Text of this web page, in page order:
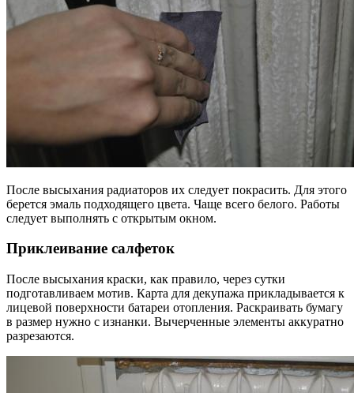
После высыхания радиаторов их следует покрасить. Для этого
берется эмаль подходящего цвета. Чаще всего белого. Работы
следует выполнять с открытым окном.
Приклеивание салфеток
После высыхания краски, как правило, через сутки
подготавливаем мотив. Карта для декупажа прикладывается к
лицевой поверхности батареи отопления. Раскраивать бумагу
в размер нужно с изнанки. Вычерченные элементы аккуратно
разрезаются.